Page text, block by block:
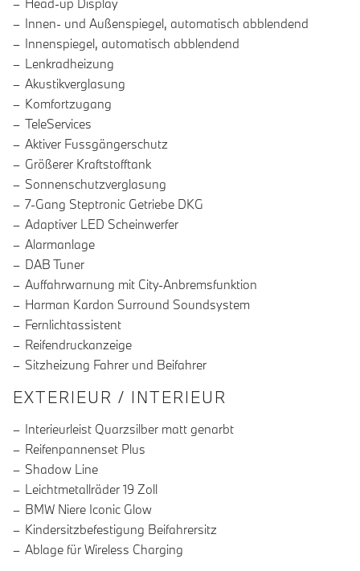
Head-up Display
Innen- und Außenspiegel, automatisch abblendend
Innenspiegel, automatisch abblendend
Lenkradheizung
Akustikverglasung
Komfortzugang
TeleServices
Aktiver Fussgängerschutz
Größerer Kraftstofftank
Sonnenschutzverglasung
7-Gang Steptronic Getriebe DKG
Adaptiver LED Scheinwerfer
Alarmanlage
DAB Tuner
Auffahrwarnung mit City-Anbremsfunktion
Harman Kardon Surround Soundsystem
Fernlichtassistent
Reifendruckanzeige
Sitzheizung Fahrer und Beifahrer
EXTERIEUR / INTERIEUR
Interieurleist Quarzsilber matt genarbt
Reifenpannenset Plus
Shadow Line
Leichtmetallräder 19 Zoll
BMW Niere Iconic Glow
Kindersitzbefestigung Beifahrersitz
Ablage für Wireless Charging